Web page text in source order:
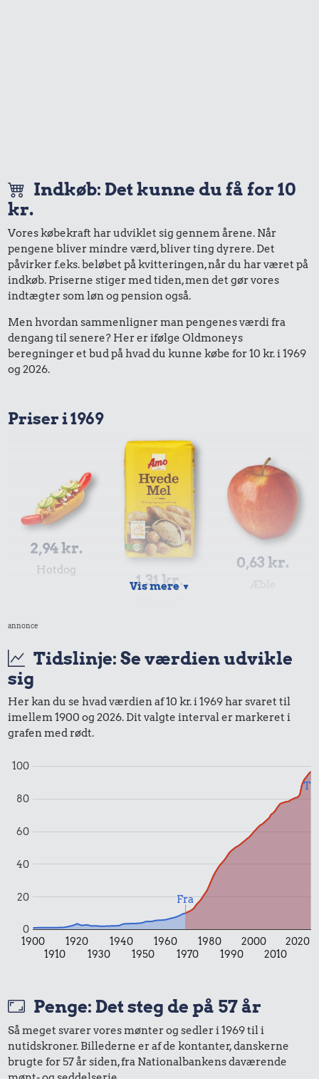
Indkøb: Det kunne du få for 10
kr.
Vores købekraft har udviklet sig gennem årene. Når
pengene bliver mindre værd, bliver ting dyrere. Det
påvirker f.eks. beløbet på kvitteringen, når du har været på
indkøb. Priserne stiger med tiden, men det gør vores
indtægter som løn og pension også.
Men hvordan sammenligner man pengenes værdi fra
dengang til senere? Her er ifølge Oldmoneys
beregninger et bud på hvad du kunne købe for 10 kr. i 1969
og 2026.
Priser i 1969
2,94 kr.
Hotdog
1,31 kr.
0,63 kr.
Æble
Syltetøj
Syltede
1,05 kr.
0,10 kr.
Tyggegummi
Samlet pris i 1969
Priser i 2026
Vis mere ▼
annonce
Tidslinje: Se værdien udvikle
sig
Her kan du se hvad værdien af 10 kr. i 1969 har svaret til
imellem 1900 og 2026. Dit valgte interval er markeret i
grafen med rødt.
1900
1910
1920
1930
1940
1950
1960
1970
1980
1990
2000
2010
2020
0
20
40
60
80
100
Fra
Til
Penge: Det steg de på 57 år
Så meget svarer vores mønter og sedler i 1969 til i
nutidskroner. Billederne er af de kontanter, danskerne
brugte for 57 år siden, fra Nationalbankens daværende